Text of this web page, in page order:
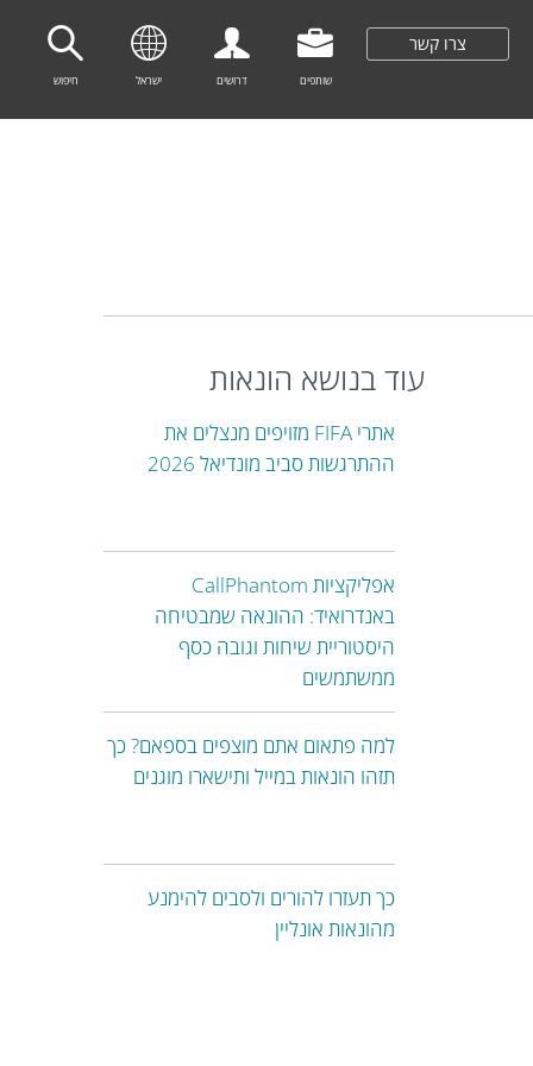
עוד בנושא הונאות
אתרי FIFA מזויפים מנצלים את
ההתרגשות סביב מונדיאל 2026
אפליקציות CallPhantom
באנדרואיד: ההונאה שמבטיחה
היסטוריית שיחות וגובה כסף
ממשתמשים
למה פתאום אתם מוצפים בספאם? כך
תזהו הונאות במייל ותישארו מוגנים
כך תעזרו להורים ולסבים להימנע
מהונאות אונליין
צרו קשר
שותפים דרושים ישראל חיפוש